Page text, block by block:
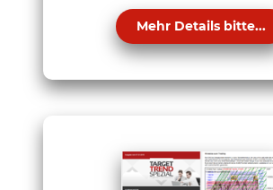
Mehr Details bitte...